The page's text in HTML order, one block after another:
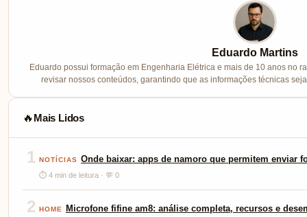
Eduardo Martins
Eduardo possui formação em Engenharia Elétrica e mais de 10 anos no
revisar nossos conteúdos, garantindo que as informações técnicas
🔥 Mais Lidos
1 NOTÍCIAS Onde baixar: apps de namoro que permitem enviar
⏱ 4 min de leitura · 💬 0
2 HOME Microfone fifine am8: análise completa, recursos e